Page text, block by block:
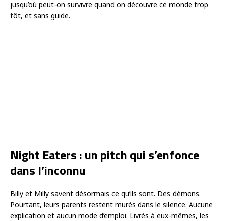
jusqu’où peut-on survivre quand on découvre ce monde trop
tôt, et sans guide.
Night Eaters : un pitch qui s’enfonce
dans l’inconnu
Billy et Milly savent désormais ce qu’ils sont. Des démons.
Pourtant, leurs parents restent murés dans le silence. Aucune
explication et aucun mode d’emploi. Livrés à eux-mêmes, les